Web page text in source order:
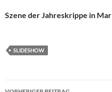
Szene der Jahreskrippe in
SLIDESHOW
Beitragsnavigation